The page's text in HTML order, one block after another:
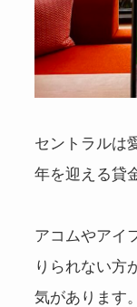
セントラルは
年を迎える貸
アコムやアイ
りられない方
気があります。